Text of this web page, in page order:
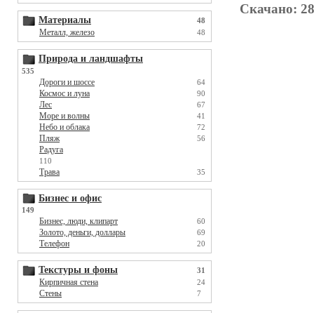
Материалы 48
Металл, железо 48
Природа и ландшафты
535
Дороги и шоссе 64
Космос и луна 90
Лес 67
Море и волны 41
Небо и облака 72
Пляж 56
Радуга
110
Трава 35
Бизнес и офис
149
Бизнес, люди, клипарт 60
Золото, деньги, доллары 69
Телефон 20
Текстуры и фоны 31
Кирпичная стена 24
Стены 7
Скачано: